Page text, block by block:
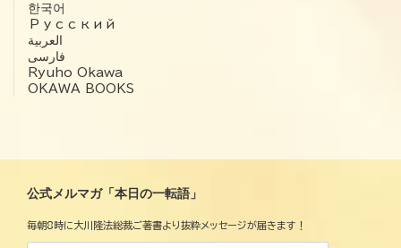
한국어
Русский
العربية‏
فارسی
Ryuho Okawa
OKAWA BOOKS
公式メルマガ「本日の一転語」
毎朝8時に大川隆法総裁ご著書より抜粋メッセージが届きます！